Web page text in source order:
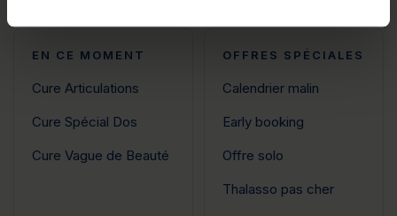
EN CE MOMENT
Cure Articulations
Cure Spécial Dos
Cure Vague de Beauté
OFFRES SPÉCIALES
Calendrier malin
Early booking
Offre solo
Thalasso pas cher